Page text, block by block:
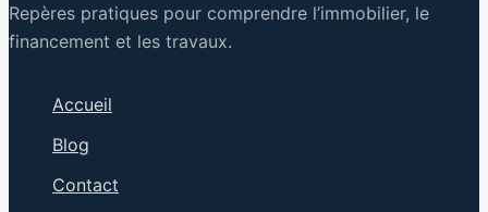
Repères pratiques pour comprendre l’immobilier, le
financement et les travaux.
Accueil
Blog
Contact